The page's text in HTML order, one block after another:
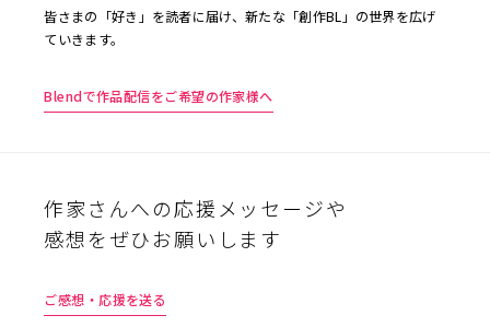
皆さまの「好き」を読者に届け、新たな「創作BL」の世界を広げ
ていきます。
Blendで作品配信をご希望の作家様へ
作家さんへの応援メッセージや
感想をぜひお願いします
ご感想・応援を送る